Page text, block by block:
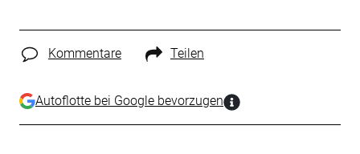
Kommentare Teilen
Autoflotte bei Google bevorzugen